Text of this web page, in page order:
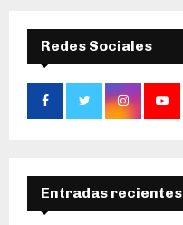
Redes Sociales
Entradas recientes